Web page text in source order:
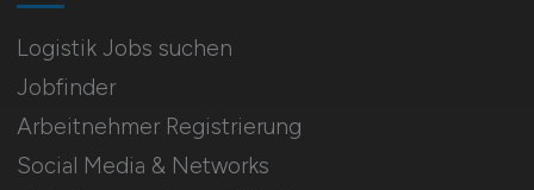
Logistik Jobs suchen
Jobfinder
Arbeitnehmer Registrierung
Social Media & Networks